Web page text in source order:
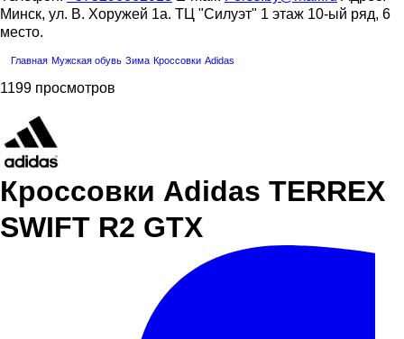
Минск, ул. В. Хоружей 1а. ТЦ "Силуэт" 1 этаж 10-ый ряд, 6
место.
Главная Мужская обувь Зима Кроссовки Adidas
1199 просмотров
Кроссовки Adidas TERREX
SWIFT R2 GTX